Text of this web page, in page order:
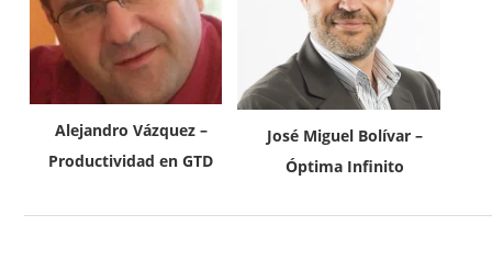
Alejandro Vázquez –
Productividad en GTD
José Miguel Bolívar –
Óptima Infinito